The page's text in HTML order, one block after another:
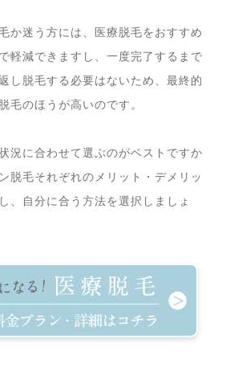
か迷う方には、医療脱毛をおすすめ
軽減できますし、一度完了するまで
し脱毛する必要はないため、最終的
毛のほうが高いのです。
況に合わせて選ぶのがベストですか
脱毛それぞれのメリット・デメリッ
、自分に合う方法を選択しましょ